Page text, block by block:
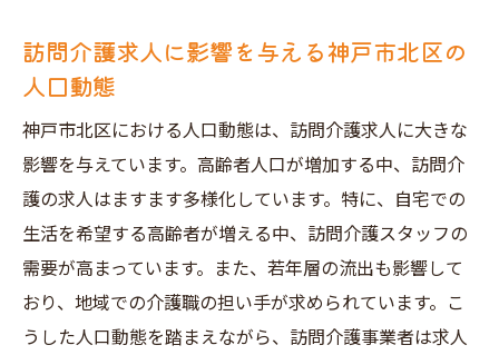
訪問介護求人に影響を与える神戸市北区の
人口動態
神戸市北区における人口動態は、訪問介護求人に大きな
影響を与えています。高齢者人口が増加する中、訪問介
護の求人はますます多様化しています。特に、自宅での
生活を希望する高齢者が増える中、訪問介護スタッフの
需要が高まっています。また、若年層の流出も影響して
おり、地域での介護職の担い手が求められています。こ
うした人口動態を踏まえながら、訪問介護事業者は求人